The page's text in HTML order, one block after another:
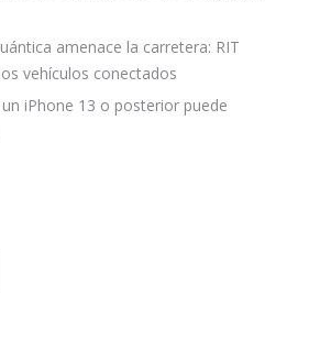
amenace la carretera: RIT
vehículos conectados
iPhone 13 o posterior puede